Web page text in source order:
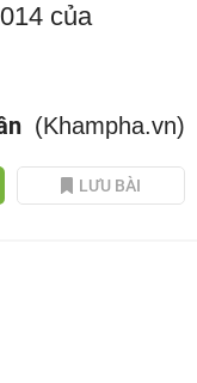
của
(Khampha.vn)
LƯU BÀI